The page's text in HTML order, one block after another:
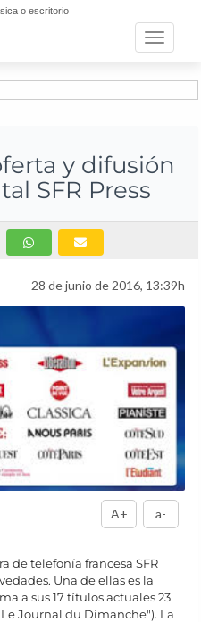
o escritorio
Toggle
y difusión
SFR Press
28 de junio de 2016, 13:39h
A+ a-
de telefonía francesa SFR
Una de ellas es la
a sus 17 títulos actuales 23
Journal du Dimanche"). La